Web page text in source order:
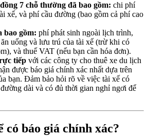
7 chỗ thường đã bao gồm: chi phí
xế, và phí cầu đường (bao gồm cả phí cao
bao gồm: phí phát sinh ngoài lịch trình,
uống và lưu trú của tài xế (trừ khi có
và thuế VAT (nếu bạn cần hóa đơn).
tiếp với các công ty cho thuê xe du lịch
được báo giá chính xác nhất dựa trên
bạn. Đảm bảo hỏi rõ về việc tài xế có
dài và có đủ thời gian nghỉ ngơi để
có báo giá chính xác?